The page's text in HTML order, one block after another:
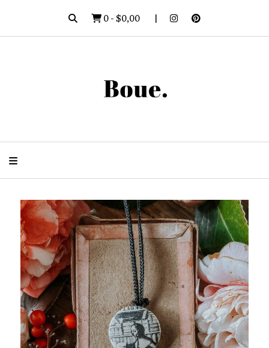
0-$0,00